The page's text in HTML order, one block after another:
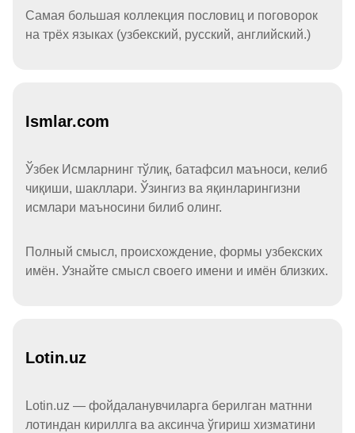
Самая большая коллекция пословиц и поговорок
на трёх языках (узбекский, русский, английский.)
Ismlar.com
Ўзбек Исмларнинг тўлиқ, батафсил маъноси, келиб
чиқиши, шакллари. Ўзингиз ва яқинларингизни
исмлари маъносини билиб олинг.
Полный смысл, происхождение, формы узбекских
имён. Узнайте смысл своего имени и имён близких.
Lotin.uz
Lotin.uz — фойдаланувчиларга берилган матнни
лотиндан кириллга ва аксинча ўгириш хизматини